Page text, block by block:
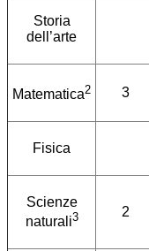
Storia
dell’arte
Matematica2 3
Fisica
Scienze
naturali3 2